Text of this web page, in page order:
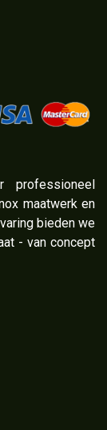
maatwerk en
bieden we
- van concept